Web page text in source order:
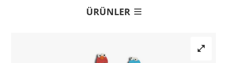
ÜRÜNLER